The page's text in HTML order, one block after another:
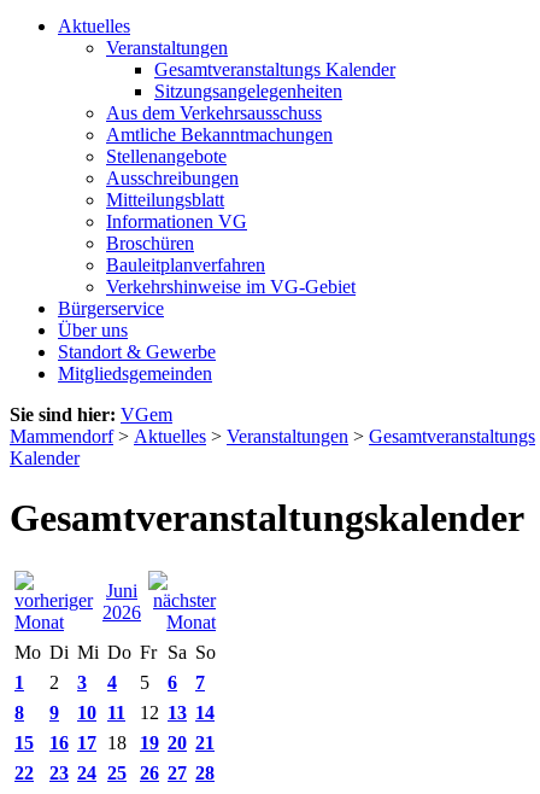
Aktuelles
Veranstaltungen
Gesamtveranstaltungs Kalender
Sitzungsangelegenheiten
Aus dem Verkehrsausschuss
Amtliche Bekanntmachungen
Stellenangebote
Ausschreibungen
Mitteilungsblatt
Informationen VG
Broschüren
Bauleitplanverfahren
Verkehrshinweise im VG-Gebiet
Bürgerservice
Über uns
Standort & Gewerbe
Mitgliedsgemeinden
Sie sind hier: VGem
Mammendorf> Aktuelles > Veranstaltungen > Gesamtveranstaltungs
Kalender
Gesamtveranstaltungskalender
Juni
2026
Mo Di Mi Do Fr Sa So
1
2 3 4 5 6
7
8
9 10 11 12 13 14
15
16 17 18 19 20 21
22
23 24 25 26 27 28